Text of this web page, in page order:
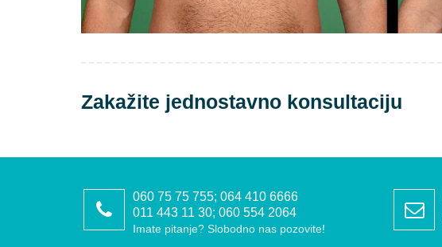
Zakažite jednostavno konsultaciju
060 75 75 755; 064 410 6666
011 443 11 30; 060 554 2064
Imate pitanje? Slobodno nas pozovite!